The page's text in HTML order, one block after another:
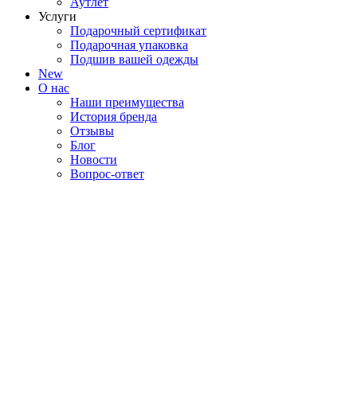
Услуги
Подарочный сертификат
Подарочная упаковка
Подшив вашей одежды
New
О нас
Наши преимущества
История бренда
Отзывы
Блог
Новости
Вопрос-ответ